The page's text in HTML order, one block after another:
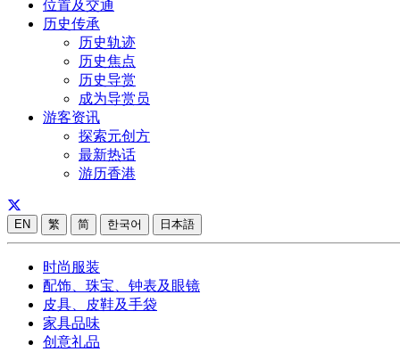
位置及交通
历史传承
历史轨迹
历史焦点
历史导赏
成为导赏员
游客资讯
探索元创方
最新热话
游历香港
EN 繁 简 한국어 日本語
时尚服装
配饰、珠宝、钟表及眼镜
皮具、皮鞋及手袋
家具品味
创意礼品